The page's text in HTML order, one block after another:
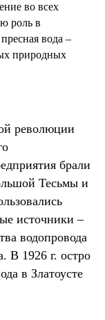
во всех
роль в
вода –
природных
революции
брали
Тесьмы и
источники –
водопровода
В 1926 г. остро
в Златоусте